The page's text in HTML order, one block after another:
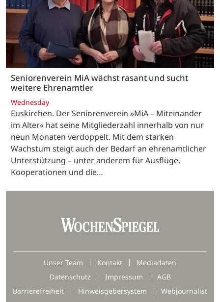
Seniorenverein MiA wächst rasant und sucht
weitere Ehrenamtler
Wednesday
Euskirchen. Der Seniorenverein »MiA – Miteinander
im Alter« hat seine Mitgliederzahl innerhalb von nur
neun Monaten verdoppelt. Mit dem starken
Wachstum steigt auch der Bedarf an ehrenamtlicher
Unterstützung – unter anderem für Ausflüge,
Kooperationen und die…
Unser Team Kontakt
Mediadaten
Datenschutz
Impressum
AGB
Barrierefreiheit
Hinweisgebersystem Webjournalist